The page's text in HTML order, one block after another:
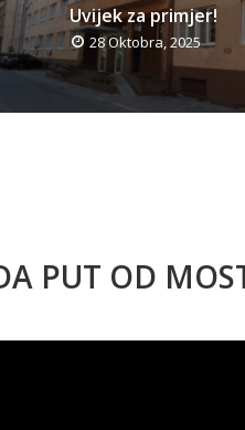
Uvijek za primjer!
28 Oktobra, 2025
PUT OD